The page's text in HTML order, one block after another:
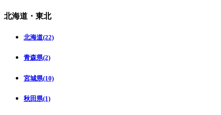
北海道・東北
北海道(22)
青森県(2)
宮城県(10)
秋田県(1)